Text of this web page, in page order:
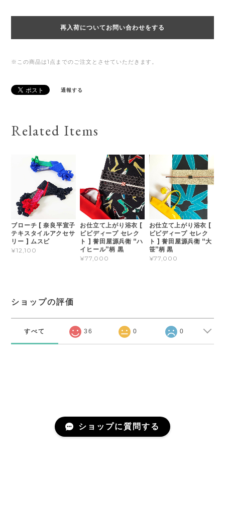
再入荷についてお問い合わせをする
※この商品は1点までのご注文とさせていただきます。
通報する
Related Items
ブローチ [ 奈良平宣子
テキスタイルアクセサ
リー ] ムスビ
¥12,100
お仕立て上がり浴衣 [
ビビディープ セレク
ト ] 誉田屋源兵衛 “ハ
イヒール”柄 黒
¥77,000
お仕立て上がり浴衣 [
ビビディープ セレク
ト ] 誉田屋源兵衛 “大
笹”柄 黒
¥77,000
ショップの評価
すべて 36 0 0
ショップに質問する